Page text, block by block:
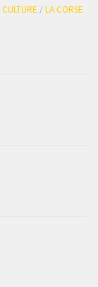
CULTURE / LA CORSE